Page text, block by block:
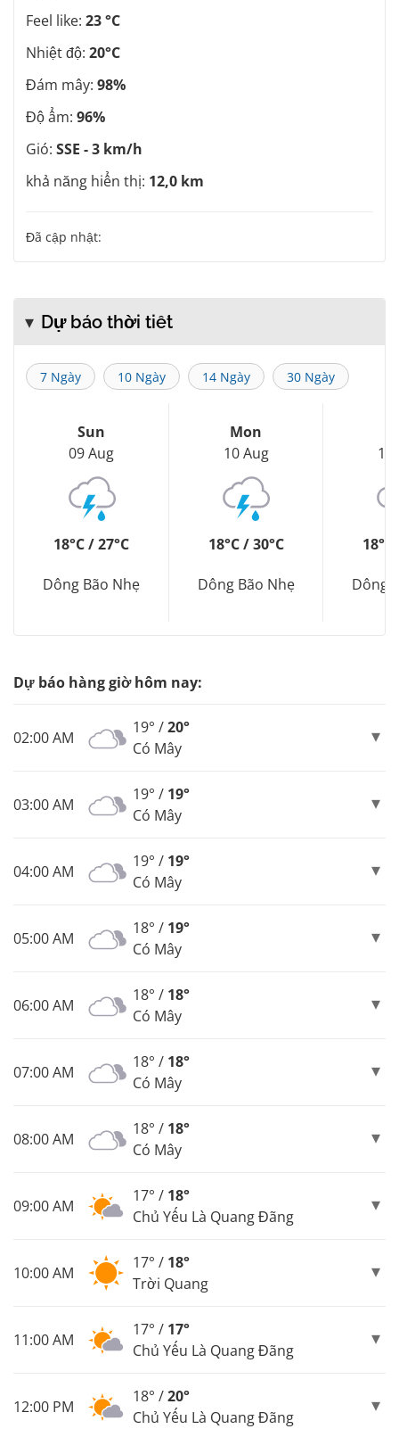
Feel like: 23 °C
Nhiệt độ: 20°C
Đám mây: 98%
Độ ẩm: 96%
Gió: SSE - 3 km/h
khả năng hiển thị: 12,0 km
Đã cập nhật:
Dự báo thời tiết
7 Ngày 10 Ngày 14 Ngày 30 Ngày
Sun
09 Aug
18°C / 27°C
Dông Bão Nhẹ
Mon
10 Aug
18°C / 30°C
Dông Bão Nhẹ
11
18°C
Dông
Dự báo hàng giờ hôm nay:
02:00 AM
19° /20°
Có Mây
03:00 AM
19° / 19°
Có Mây
04:00 AM
19° / 19°
Có Mây
05:00 AM
18° / 19°
Có Mây
06:00 AM
18° / 18°
Có Mây
07:00 AM
18° / 18°
Có Mây
08:00 AM
18° / 18°
Có Mây
09:00 AM
17° / 18°
Chủ Yếu Là Quang Đãng
10:00 AM
17° / 18°
Trời Quang
11:00 AM
17° / 17°
Chủ Yếu Là Quang Đãng
12:00 PM
18° /20°
Chủ Yếu Là Quang Đãng